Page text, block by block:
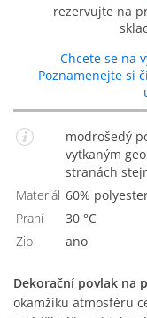
rezervujte na
Chcete se na
Poznamenejte si
modrošedý povlak na dekorační polštářek s
vytkaným
stranách
Materiál
60%
Praní
30 °C
Zip
Ano
Dekorační povlak na
okamžiku atmosféru